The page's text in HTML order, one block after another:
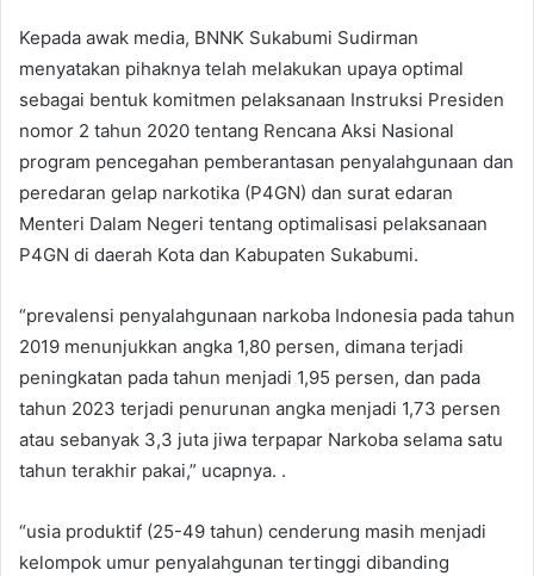
Kepada awak media, BNNK Sukabumi Sudirman
menyatakan pihaknya telah melakukan upaya optimal
sebagai bentuk komitmen pelaksanaan Instruksi Presiden
nomor 2 tahun 2020 tentang Rencana Aksi Nasional
program pencegahan pemberantasan penyalahgunaan dan
peredaran gelap narkotika (P4GN) dan surat edaran
Menteri Dalam Negeri tentang optimalisasi pelaksanaan
P4GN di daerah Kota dan Kabupaten Sukabumi.
“prevalensi penyalahgunaan narkoba Indonesia pada tahun
2019 menunjukkan angka 1,80 persen, dimana terjadi
peningkatan pada tahun menjadi 1,95 persen, dan pada
tahun 2023 terjadi penurunan angka menjadi 1,73 persen
atau sebanyak 3,3 juta jiwa terpapar Narkoba selama satu
tahun terakhir pakai,” ucapnya. .
“usia produktif (25-49 tahun) cenderung masih menjadi
kelompok umur penyalahgunan tertinggi dibanding